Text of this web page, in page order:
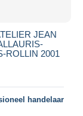
JEAN
ROLLIN 2001
handelaar